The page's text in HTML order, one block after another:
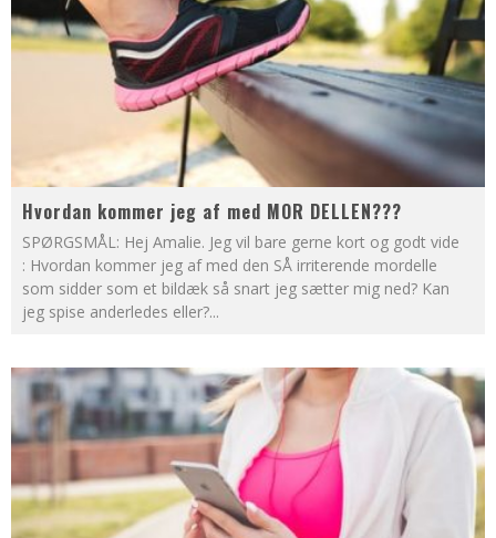
Hvordan kommer jeg af med MOR DELLEN???
SPØRGSMÅL: Hej Amalie. Jeg vil bare gerne kort og godt vide
: Hvordan kommer jeg af med den SÅ irriterende mordelle
som sidder som et bildæk så snart jeg sætter mig ned? Kan
jeg spise anderledes eller?...